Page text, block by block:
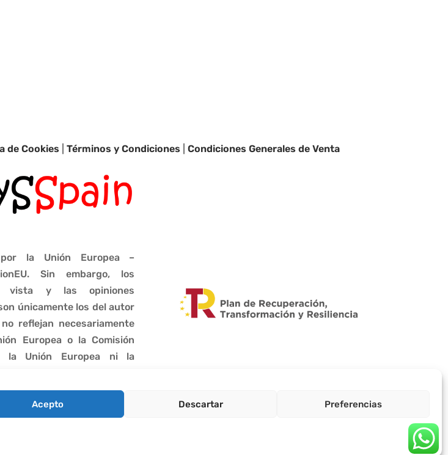
Acepto Descartar Preferencias
de Cookies Términos y Condiciones Condiciones Generales de Venta
por la Unión Europea –
Sin embargo, los
vista y las opiniones
únicamente los del autor
reflejan necesariamente
Europea o la Comisión
la Unión Europea ni la
responsables de las